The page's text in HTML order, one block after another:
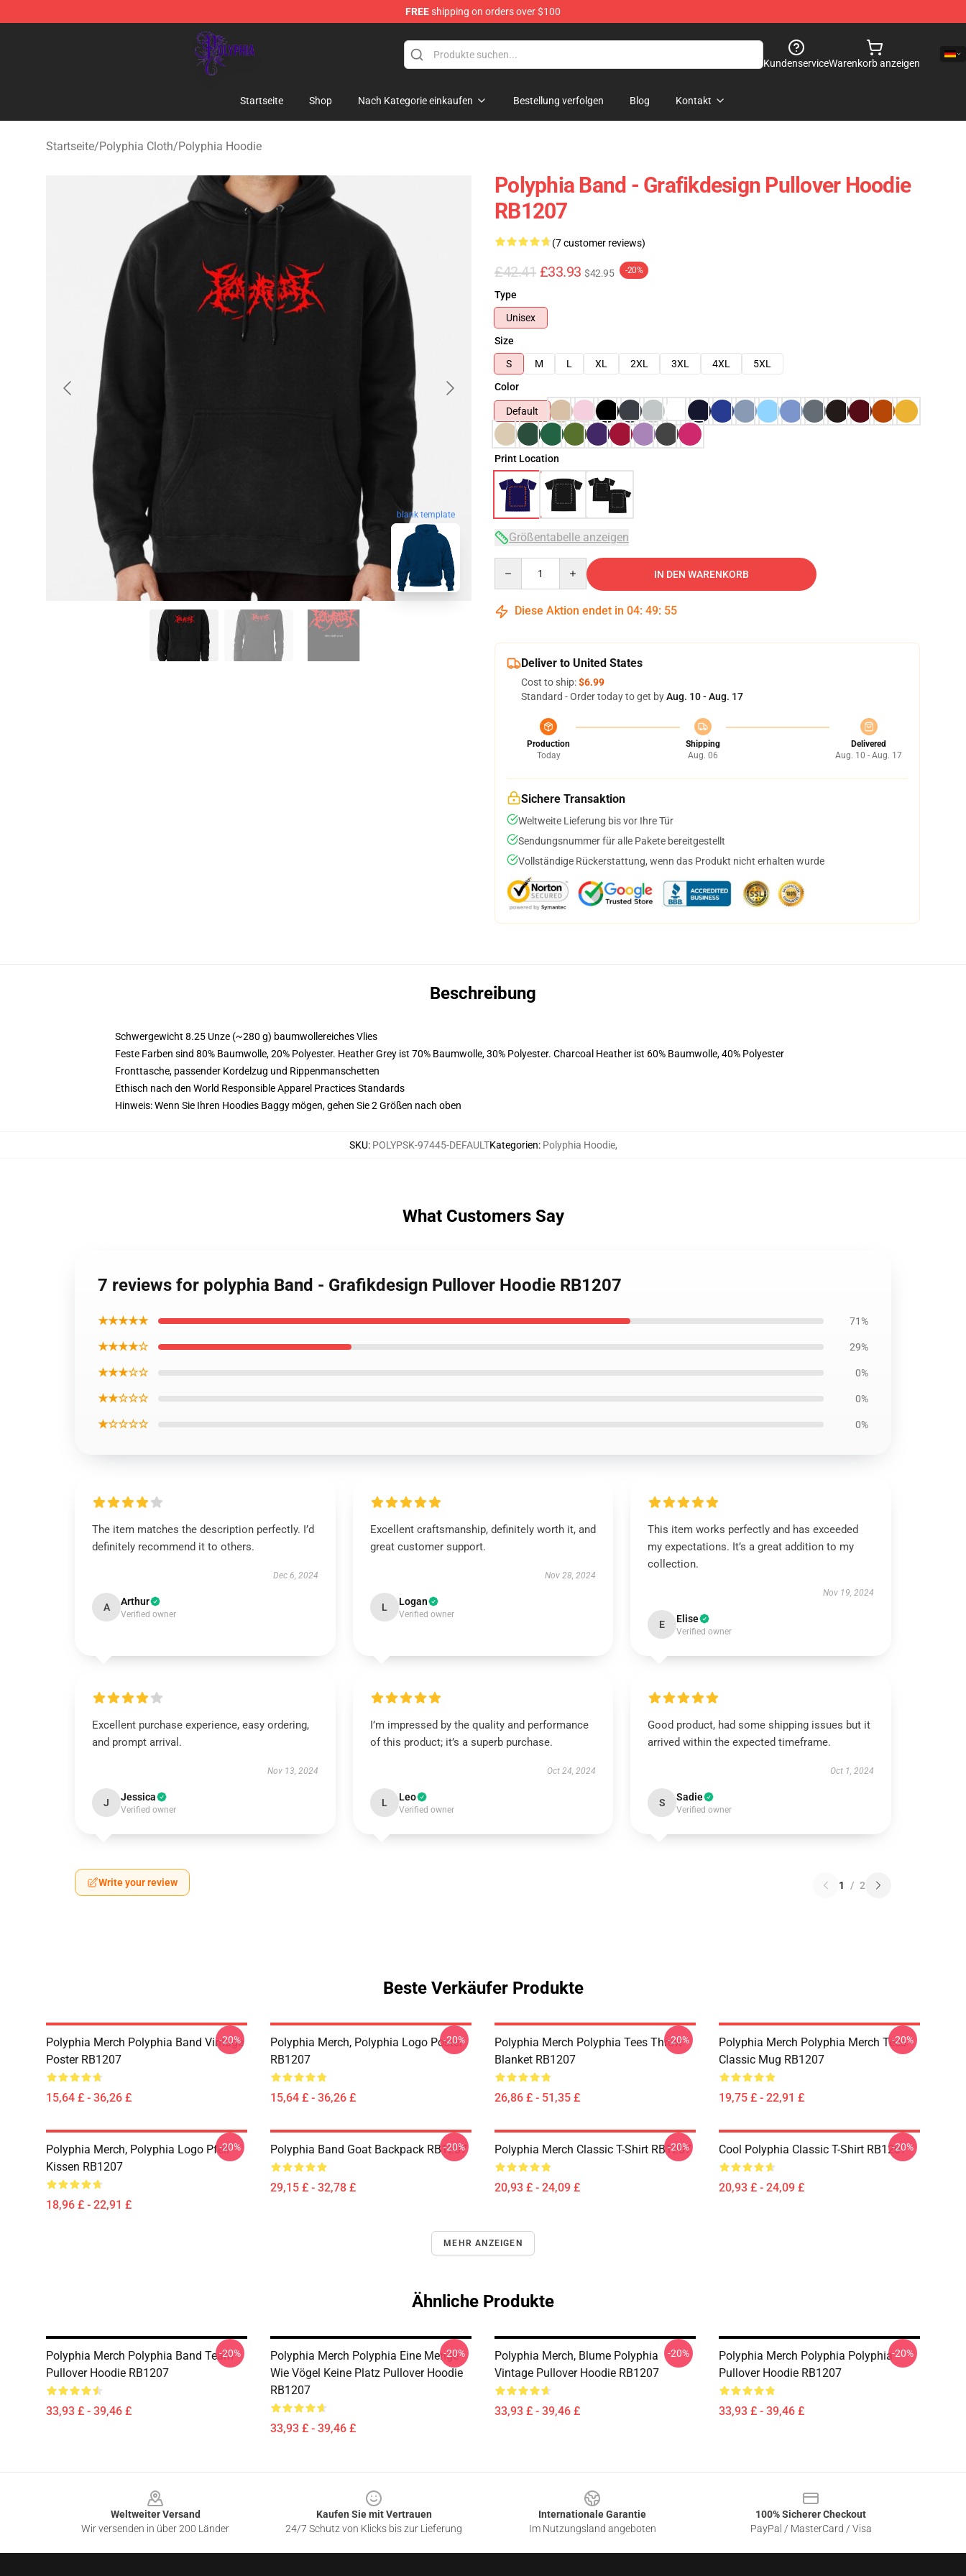
FREEshipping on orders over $100
Polyphia Shop - Official Polyphia Merchandise Store
KundenserviceWarenkorb anzeigen
Startseite Shop Nach Kategorie einkaufen Bestellung verfolgen Blog Kontakt
Startseite/Polyphia Cloth/Polyphia Hoodie
blank template
Polyphia Band - Grafikdesign Pullover Hoodie
RB1207
(7 customer reviews)
£42.41 £33.93 $42.95 -20%
Type
Unisex
Size
S
M L XL 2XL 3XL 4XL
5XL
Color
Default
Print Location
Größentabelle anzeigen
IN DEN WARENKORB
Diese Aktion endet in 04: 49: 54
Deliver to United States
Cost to ship:$6.99
Standard - Order today to get byAug. 10 - Aug. 17
Production
Today
Shipping
Aug. 06
Delivered
Aug. 10 - Aug. 17
Sichere Transaktion
Weltweite Lieferung bis vor Ihre Tür
Sendungsnummer für alle Pakete bereitgestellt
Vollständige Rückerstattung, wenn das Produkt nicht erhalten wurde
Beschreibung
Schwergewicht 8.25 Unze (~280 g) baumwollereiches Vlies
Feste Farben sind 80% Baumwolle, 20% Polyester. Heather Grey ist 70% Baumwolle, 30% Polyester. Charcoal Heather ist 60% Baumwolle, 40% Polyester
Fronttasche, passender Kordelzug und Rippenmanschetten
Ethisch nach den World Responsible Apparel Practices Standards
Hinweis: Wenn Sie Ihren Hoodies Baggy mögen, gehen Sie 2 Größen nach oben
SKU: POLYPSK-97445-DEFAULTKategorien: Polyphia Hoodie,
What Customers Say
7 reviews for polyphia Band - Grafikdesign Pullover Hoodie RB1207
★★★★★ 71%
★★★★☆ 29%
★★★☆☆ 0%
★★☆☆☆ 0%
★☆☆☆☆ 0%
The item matches the description perfectly. I’d
definitely recommend it to others.
Dec 6, 2024
A Arthur
Verified owner
Excellent craftsmanship, definitely worth it, and
great customer support.
Nov 28, 2024
L Logan
Verified owner
This item works perfectly and has exceeded
my expectations. It’s a great addition to my
collection.
Nov 19, 2024
E Elise
Verified owner
Excellent purchase experience, easy ordering,
and prompt arrival.
Nov 13, 2024
J Jessica
Verified owner
I’m impressed by the quality and performance
of this product; it’s a superb purchase.
Oct 24, 2024
L Leo
Verified owner
Good product, had some shipping issues but it
arrived within the expected timeframe.
Oct 1, 2024
S Sadie
Verified owner
Write your review 1 / 2
Beste Verkäufer Produkte
Polyphia Merch Polyphia Band Vintage
Poster RB1207
15,64 £ - 36,26 £
-20%
Polyphia Merch, Polyphia Logo Poster
RB1207
15,64 £ - 36,26 £
-20%
Polyphia Merch Polyphia Tees Throw
Blanket RB1207
26,86 £ - 51,35 £
-20%
Polyphia Merch Polyphia Merch Tees
Classic Mug RB1207
19,75 £ - 22,91 £
-20%
Polyphia Merch, Polyphia Logo Pfeil
Kissen RB1207
18,96 £ - 22,91 £
-20% Polyphia Band Goat Backpack RB1207
29,15 £ - 32,78 £
-20% Polyphia Merch Classic T-Shirt RB1207
20,93 £ - 24,09 £
-20% Cool Polyphia Classic T-Shirt RB1207
20,93 £ - 24,09 £
-20%
MEHR ANZEIGEN
Ähnliche Produkte
Polyphia Merch Polyphia Band Team
Pullover Hoodie RB1207
33,93 £ - 39,46 £
-20%
Polyphia Merch Polyphia Eine Menge
Wie Vögel Keine Platz Pullover Hoodie
RB1207
33,93 £ - 39,46 £
-20%
Polyphia Merch, Blume Polyphia
Vintage Pullover Hoodie RB1207
33,93 £ - 39,46 £
-20%
Polyphia Merch Polyphia Polyphia
Pullover Hoodie RB1207
33,93 £ - 39,46 £
-20%
Weltweiter Versand
Wir versenden in über 200 Länder
Kaufen Sie mit Vertrauen
24/7 Schutz von Klicks bis zur Lieferung
Internationale Garantie
Im Nutzungsland angeboten
100% Sicherer Checkout
PayPal / MasterCard / Visa